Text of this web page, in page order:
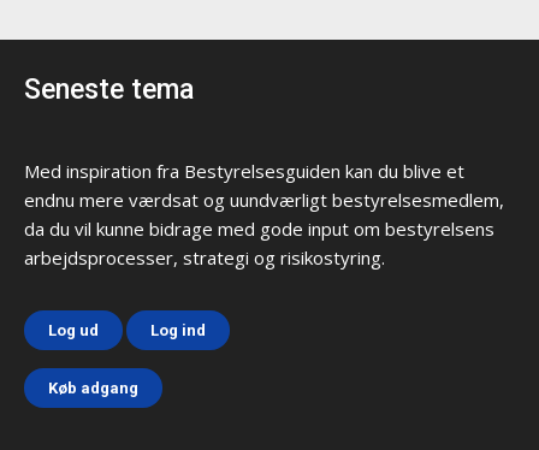
Seneste tema
Med inspiration fra Bestyrelsesguiden kan du blive et
endnu mere værdsat og uundværligt bestyrelsesmedlem,
da du vil kunne bidrage med gode input om bestyrelsens
arbejdsprocesser, strategi og risikostyring.
Log ud Log ind
Køb adgang